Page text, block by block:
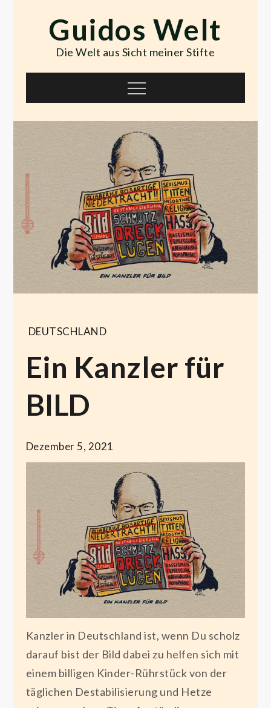
contentGuidos Welt
Die Welt aus Sicht meiner Stifte
Menu
DEUTSCHLAND
Ein Kanzler für
BILD
Dezember 5, 2021
Kanzler in Deutschland ist, wenn Du scholz
darauf bist der Bild dabei zu helfen sich mit
einem billigen Kinder-Rührstück von der
täglichen Destabilisierung und Hetze